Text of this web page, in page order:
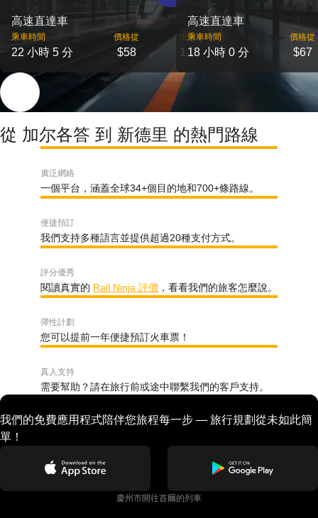
高速直達車
乘車時間
22 小時 5 分
價格從
$58
出發
1
高速直達車
乘車時間
18 小時 0 分
價格從
$67
從 加尔各答 到 新德里 的熱門路線
廣泛網絡
一個平台，涵蓋全球34+個目的地和700+條路線。
便捷預訂
我們支持多種語言並提供超過20種支付方式。
評分優秀
閱讀真實的 Rail Ninja 評價 ，看看我們的旅客怎麼說。
彈性計劃
您可以提前一年便捷預訂火車票！
真人支持
需要幫助？請在旅行前或途中聯繫我們的客戶支持。
我們的免費應用程式陪伴您旅程每一步 — 旅行規劃從未如此簡
單！
慶州市開往首爾的列車